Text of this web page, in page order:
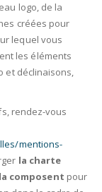
logo, de la
créées pour
lequel vous
les éléments
et déclinaisons,
rendez-vous
mentions-
la charte
composent pour